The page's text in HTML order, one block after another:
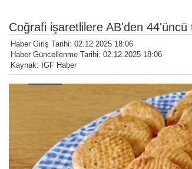
Coğrafi işaretlilere AB'den
Haber Giriş Tarihi: 02.12.2025 18:06
Haber Güncellenme Tarihi: 02.12.2025 18:06
Kaynak: İGF Haber